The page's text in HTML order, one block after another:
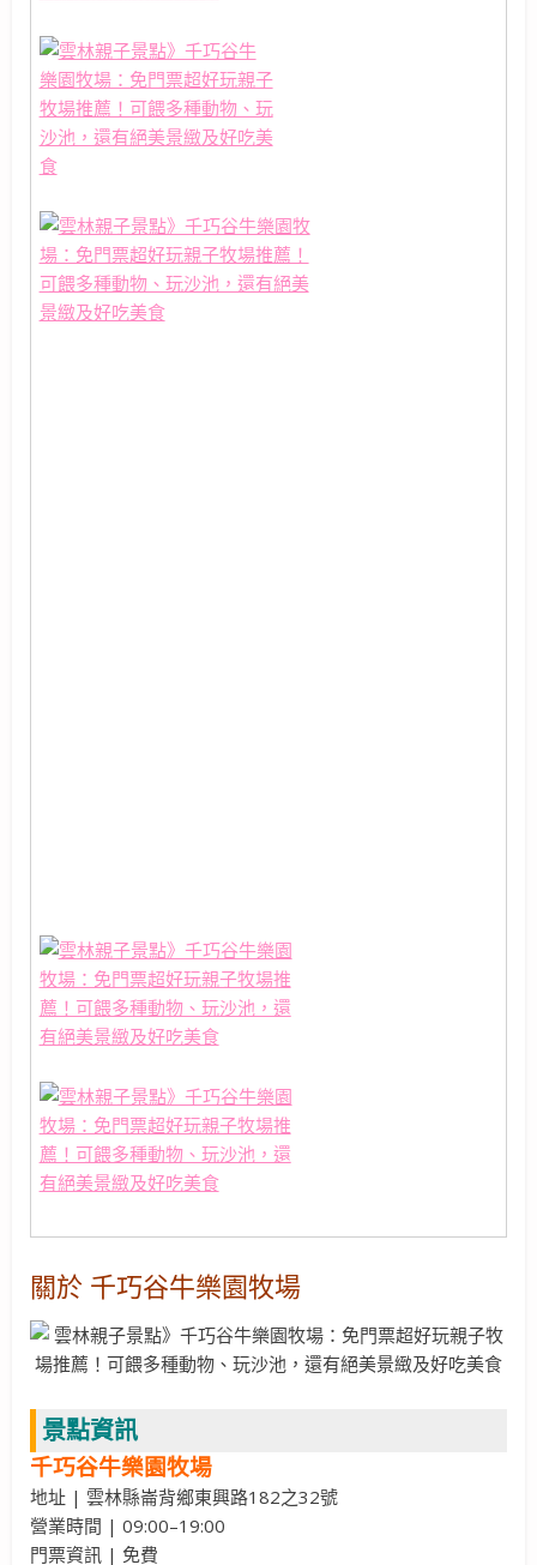
關於 千巧谷牛樂園牧場
景點資訊
千巧谷牛樂園牧場
地址 | 雲林縣崙背鄉東興路182之32號
營業時間 | 09:00–19:00
門票資訊 | 免費